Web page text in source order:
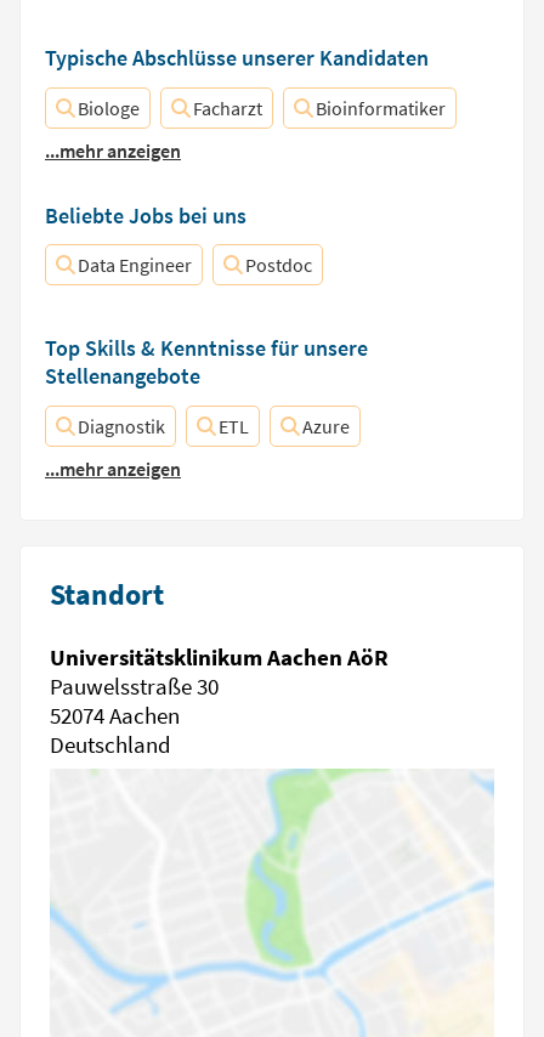
Typische Abschlüsse unserer Kandidaten
Biologe Facharzt
Bioinformatiker
...mehr anzeigen
Beliebte Jobs bei uns
Data Engineer Postdoc
Top Skills & Kenntnisse für unsere
Stellenangebote
Diagnostik ETL
Azure
...mehr anzeigen
Standort
Universitätsklinikum Aachen AöR
Pauwelsstraße 30
52074 Aachen
Deutschland